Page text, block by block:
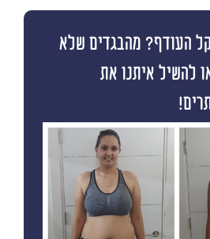
העודף? מהבגדים שלא
להשיל איתנו את